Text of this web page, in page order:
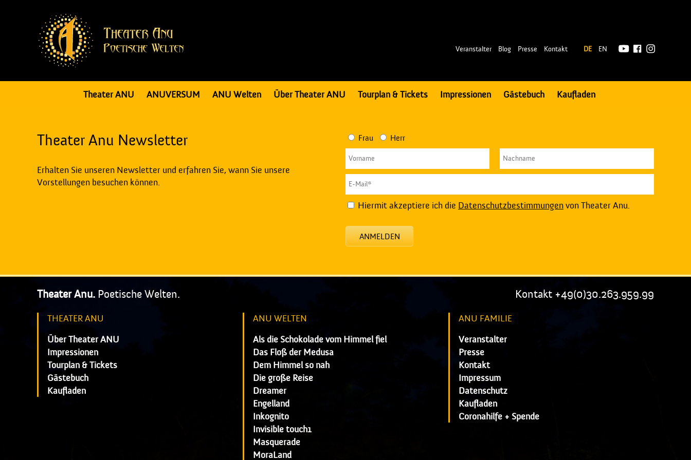
Veranstalter Blog Presse Kontakt DE EN
Theater ANU ANUVERSUM ANU Welten Über Theater ANU Tourplan & Tickets Impressionen Gästebuch Kaufladen
Theater Anu Newsletter
Erhalten Sie unseren Newsletter und erfahren Sie, wann Sie unsere
Vorstellungen besuchen können.
Frau Herr
Hiermit akzeptiere ich die Datenschutzbestimmungenvon Theater Anu.
ANMELDEN
Theater Anu. Poetische Welten. Kontakt +49(0)30.263.959.99
THEATER ANU
Über Theater ANU
Impressionen
Tourplan & Tickets
Gästebuch
Kaufladen
ANU WELTEN
Als die Schokolade vom Himmel fiel
Das Floß der Medusa
Dem Himmel so nah
Die große Reise
Dreamer
Engelland
Inkognito
Invisible touch1
Masquerade
MoraLand
ANU FAMILIE
Veranstalter
Presse
Kontakt
Impressum
Datenschutz
Kaufladen
Coronahilfe + Spende